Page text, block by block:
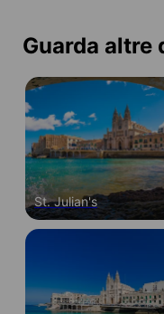
Guarda
St. Julian's